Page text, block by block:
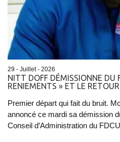
29 - Juillet - 2026
NITT DOFF DÉMISSIONNE DU
RENIEMENTS » ET LE
Premier départ qui fait du bruit.
annoncé ce mardi sa démission
Conseil d’Administration du